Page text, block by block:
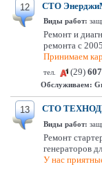
12 СТО
Виды работ:
Ремонт и
ремонта с
Принимаем
тел. (29)
Обслуживаем:
13 СТО
Виды работ:
Ремонт
генераторов
У нас